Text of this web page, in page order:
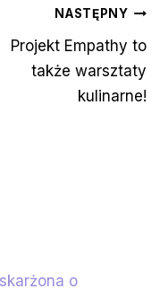
NASTĘPNY
Projekt Empathy to
także warsztaty
kulinarne!